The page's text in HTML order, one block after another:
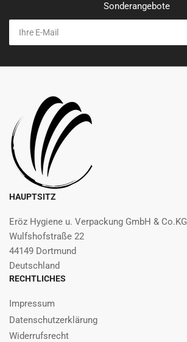
Sonderangebote
Ihre
Mail
HAUPTSITZ
Eröz Hygiene u. Verpackung GmbH & Co.KG
Wulfshofstraße 22
44149 Dortmund
Deutschland
RECHTLICHES
Impressum
Datenschutzerklärung
Widerrufsrecht